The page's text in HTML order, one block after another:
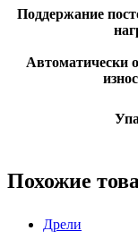
Поддержание
Автоматически
Похожие
Дрели